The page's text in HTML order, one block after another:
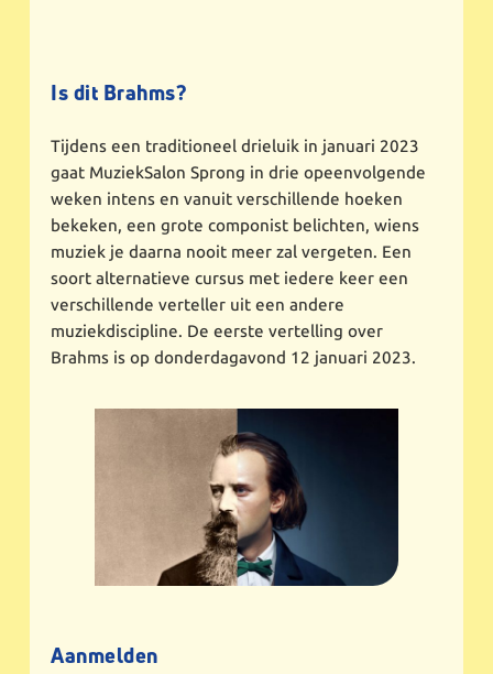
Is dit Brahms?
Tijdens een traditioneel drieluik in januari 2023
gaat MuziekSalon Sprong in drie opeenvolgende
weken intens en vanuit verschillende hoeken
bekeken, een grote componist belichten, wiens
muziek je daarna nooit meer zal vergeten. Een
soort alternatieve cursus met iedere keer een
verschillende verteller uit een andere
muziekdiscipline. De eerste vertelling over
Brahms is op donderdagavond 12 januari 2023.
Aanmelden